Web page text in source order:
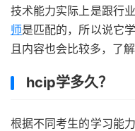
技术能力实际上是跟行
师是匹配的，所以说它
且内容也会比较多，了解
hcip学多久？
根据不同考生的学习能